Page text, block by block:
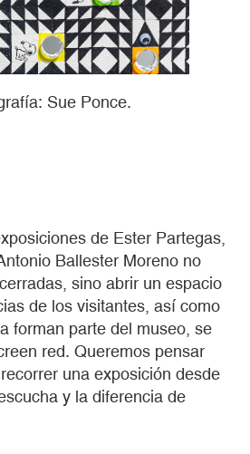
Sue Ponce.
de Ester Partegas,
Ballester Moreno no
sino abrir un espacio
de los visitantes, así como
forman parte del museo, se
red. Queremos pensar
una exposición desde
y la diferencia de